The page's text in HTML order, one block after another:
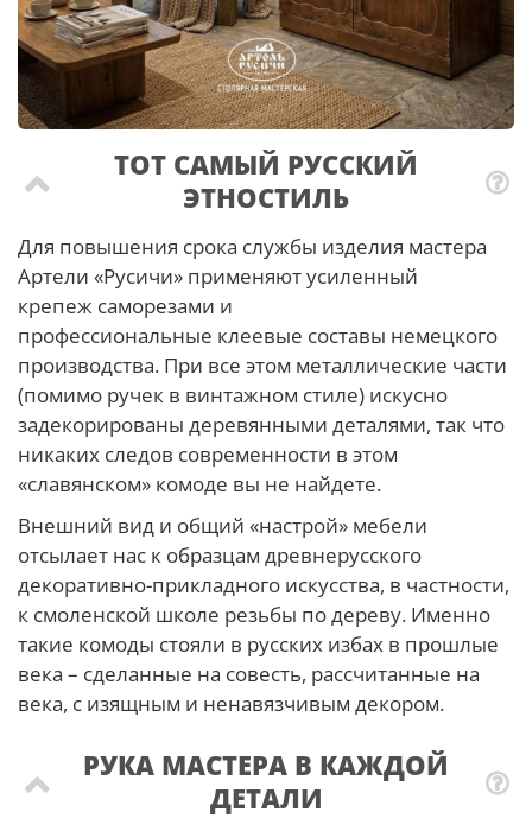
ТОТ САМЫЙ РУССКИЙ
ЭТНОСТИЛЬ
Для повышения срока службы изделия мастера
Артели «Русичи» применяют усиленный
крепеж саморезами и
профессиональные клеевые составы немецкого
производства. При все этом металлические части
(помимо ручек в винтажном стиле) искусно
задекорированы деревянными деталями, так что
никаких следов современности в этом
«славянском» комоде вы не найдете.
Внешний вид и общий «настрой» мебели
отсылает нас к образцам древнерусского
декоративно-прикладного искусства, в частности,
к смоленской школе резьбы по дереву. Именно
такие комоды стояли в русских избах в прошлые
века – сделанные на совесть, рассчитанные на
века, с изящным и ненавязчивым декором.
РУКА МАСТЕРА В КАЖДОЙ
ДЕТАЛИ